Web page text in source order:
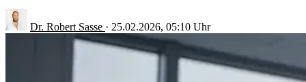
Dr. Robert Sasse · 25.02.2026, 05:10 Uhr